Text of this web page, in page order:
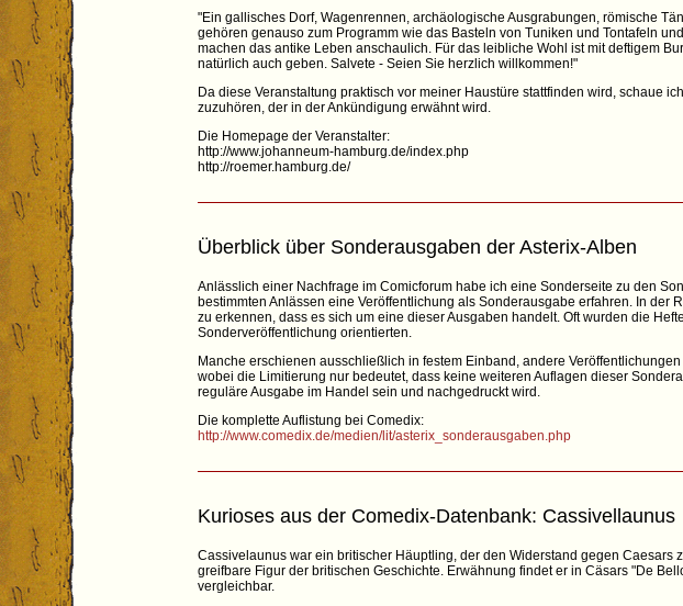
"Ein gallisches Dorf, Wagenrennen, archäologische Ausgrabungen, römische
gehören genauso zum Programm wie das Basteln von Tuniken und Tontafeln
machen das antike Leben anschaulich. Für das leibliche Wohl ist mit deftigem
natürlich auch geben. Salvete - Seien Sie herzlich willkommen!"
Da diese Veranstaltung praktisch vor meiner Haustüre stattfinden wird, schaue
zuzuhören, der in der Ankündigung erwähnt wird.
Die Homepage der Veranstalter:
http://www.johanneum-hamburg.de/index.php
http://roemer.hamburg.de/
Überblick über Sonderausgaben der Asterix-Alben
Anlässlich einer Nachfrage im Comicforum habe ich eine Sonderseite zu den
bestimmten Anlässen eine Veröffentlichung als Sonderausgabe erfahren. In der
zu erkennen, dass es sich um eine dieser Ausgaben handelt. Oft wurden die
Sonderveröffentlichung orientierten.
Manche erschienen ausschließlich in festem Einband, andere
wobei die Limitierung nur bedeutet, dass keine weiteren Auflagen dieser
reguläre Ausgabe im Handel sein und nachgedruckt wird.
Die komplette Auflistung bei Comedix:
http://www.comedix.de/medien/lit/asterix_sonderausgaben.php
Kurioses aus der Comedix-Datenbank: Cassivellaunus
Cassivelaunus war ein britischer Häuptling, der den Widerstand gegen
greifbare Figur der britischen Geschichte. Erwähnung findet er in Cäsars "De
vergleichbar.